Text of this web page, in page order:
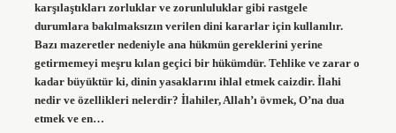
karşılaştıkları zorluklar ve zorunluluklar gibi rastgele
durumlara bakılmaksızın verilen dini kararlar için kullanılır.
Bazı mazeretler nedeniyle ana hükmün gereklerini yerine
getirmemeyi meşru kılan geçici bir hükümdür. Tehlike ve zarar o
kadar büyüktür ki, dinin yasaklarını ihlal etmek caizdir. İlahi
nedir ve özellikleri nelerdir? İlahiler, Allah’ı övmek, O’na dua
etmek ve en…